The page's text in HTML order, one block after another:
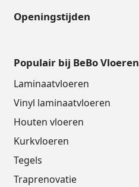
Openingstijden
Populair bij BeBo Vloeren
Laminaatvloeren
Vinyl laminaatvloeren
Houten vloeren
Kurkvloeren
Tegels
Traprenovatie